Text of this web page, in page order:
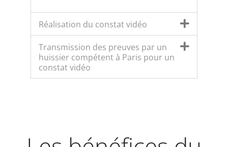
Réalisation du constat vidéo
Transmission des preuves par un
huissier compétent à Paris pour un
constat vidéo